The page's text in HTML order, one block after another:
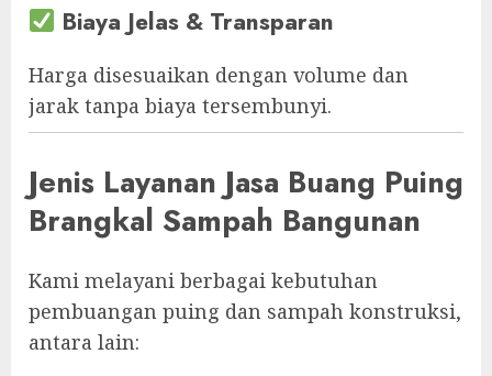
Biaya Jelas & Transparan
Harga disesuaikan dengan volume dan
jarak tanpa biaya tersembunyi.
Jenis Layanan Jasa Buang Puing
Brangkal Sampah Bangunan
Kami melayani berbagai kebutuhan
pembuangan puing dan sampah konstruksi,
antara lain: